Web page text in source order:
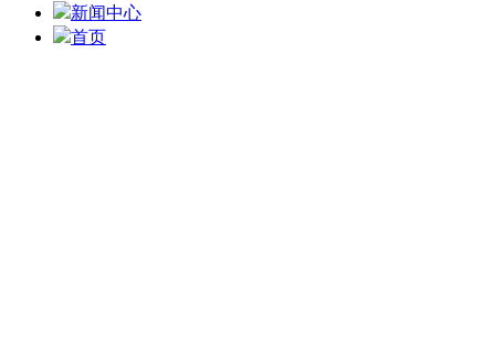
新闻中心
首页